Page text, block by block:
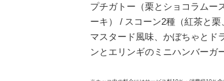
プチガトー（栗とショコラムー
ーキ） / スコーン2種（紅茶と
マスタード風味、かぼちゃとド
ンとエリンギのミニハンバーガ